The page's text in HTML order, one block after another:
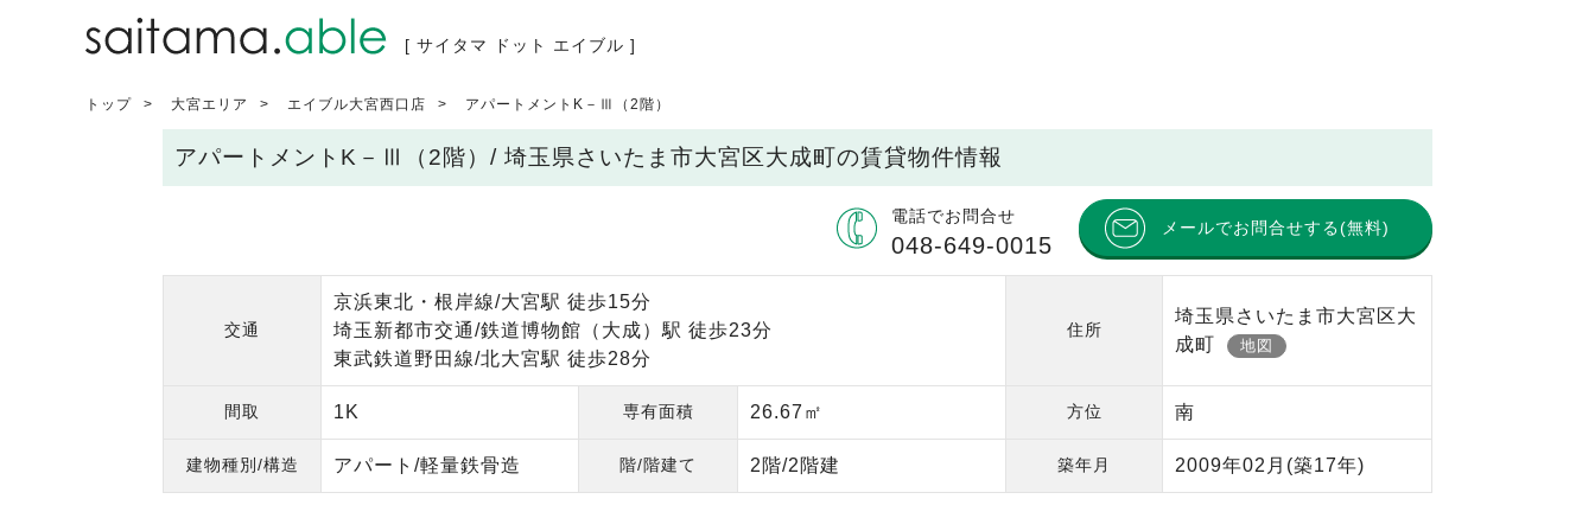
[ サイタマ ドット エイブル ]
トップ 大宮エリア エイブル大宮西口店 アパートメントK－Ⅲ（2階）
アパートメントK－Ⅲ（2階）/ 埼玉県さいたま市大宮区大成町の賃貸物件情報
電話でお問合せ
048-649-0015
メールでお問合せする(無料)
交通
京浜東北・根岸線/大宮駅 徒歩15分
埼玉新都市交通/鉄道博物館（大成）駅 徒歩23分
東武鉄道野田線/北大宮駅 徒歩28分
住所
埼玉県さいたま市大宮区大
成町
地図
間取 1K 専有面積 26.67㎡ 方位 南
建物種別/構造 アパート/軽量鉄骨造 階/階建て 2階/2階建 築年月 2009年02月 (築17年)